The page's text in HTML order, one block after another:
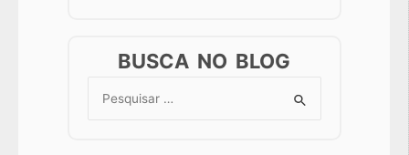
BUSCA NO BLOG
Search